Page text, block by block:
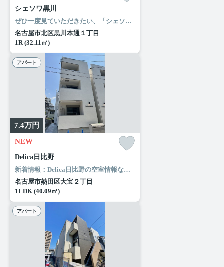
シェソワ黒川
ぜひ一度見ていただきたい、「シェソワ黒川」です。ローソン 清水五丁目店まで徒歩4分と近場にコンビニがあるのもポイント。名古屋市北区エリアの名古屋市営名城線黒川付近で不動産をお探しの方。きっとあなた好みのお部屋が見つかります。お気軽にご連絡ください。
名古屋市北区黒川本通１丁目
1R (32.11㎡)
アパート
7.4万円
NEW
Delica日比野
新着情報：Delica日比野の空室情報ならコチラ。セブンイレブン 名古屋大宝1丁目店まで徒歩2分と近場にコンビニがあるのもポイント。これからの住まいは納得のいくものにしたいですよね。ルームエージェント（リアルマークス）から快適な住まいを探しましょう。どうぞご利用ください。
名古屋市熱田区大宝２丁目
1LDK (40.09㎡)
アパート